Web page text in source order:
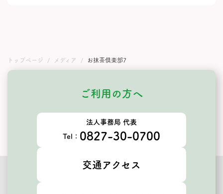
トップページ メディア お抹茶倶楽部7
ご利用の方へ
法人事務局 代表
Tel： 0827-30-0700
交通アクセス